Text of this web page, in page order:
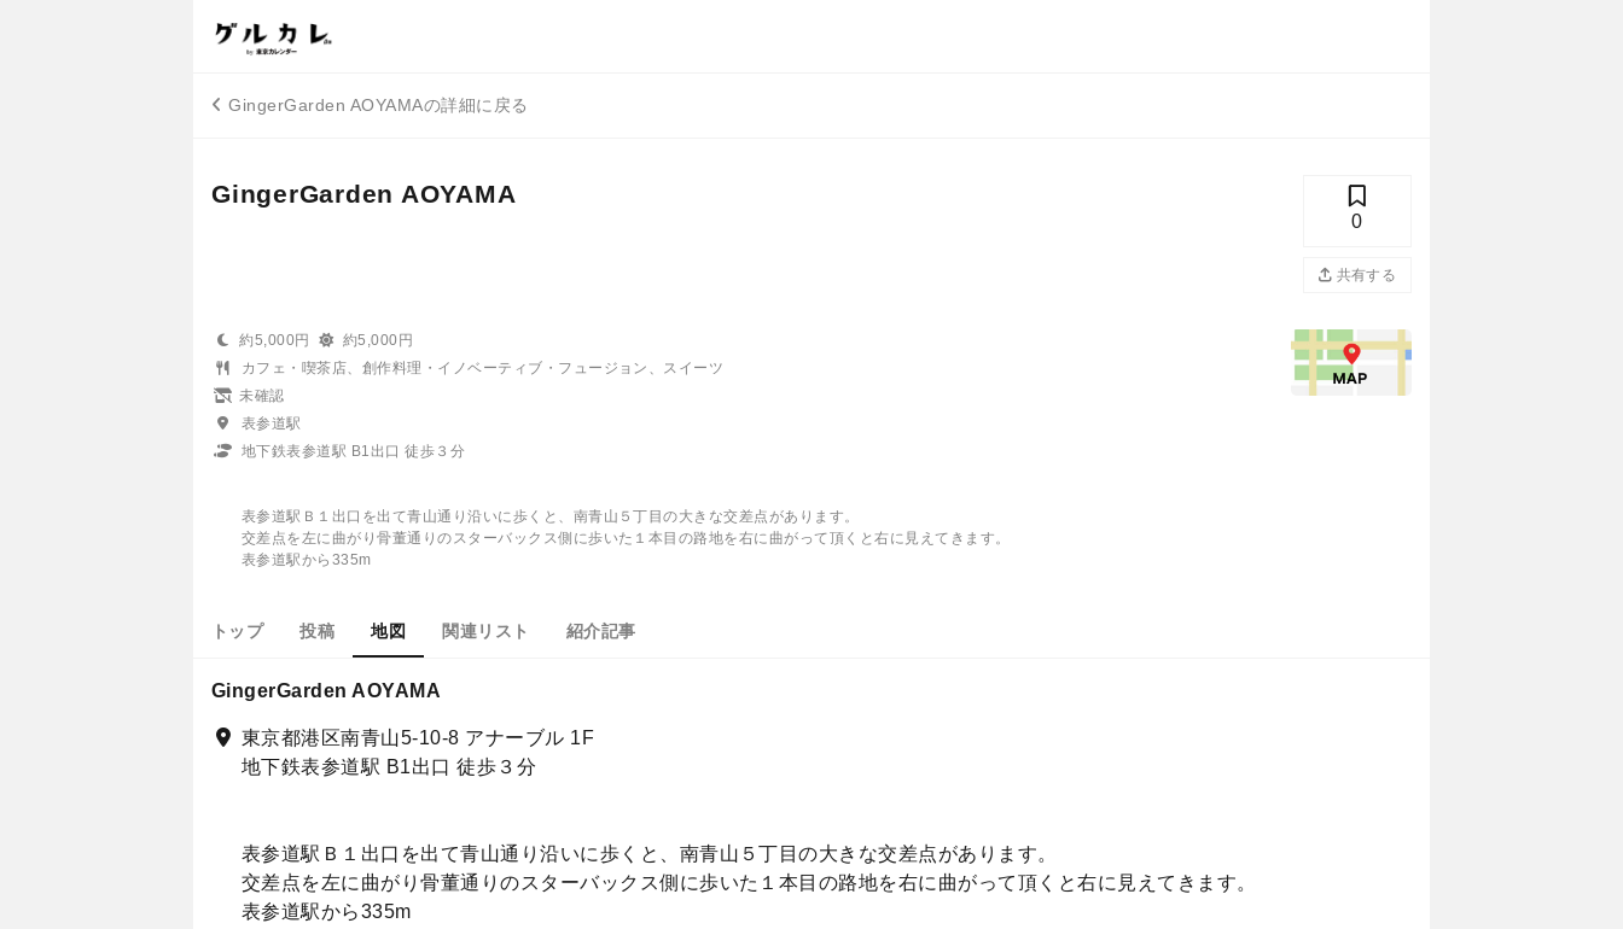
GingerGarden AOYAMAの詳細に戻る
GingerGarden AOYAMA
0
共有する
約5,000円
約5,000円
カフェ・喫茶店、創作料理・イノベーティブ・フュージョン、スイーツ
未確認
表参道駅
地下鉄表参道駅 B1出口 徒歩３分
表参道駅Ｂ１出口を出て青山通り沿いに歩くと、南青山５丁目の大きな交差点があります。
交差点を左に曲がり骨董通りのスターバックス側に歩いた１本目の路地を右に曲がって頂くと右に見えてきます。
表参道駅から335m
トップ 投稿 地図 関連リスト 紹介記事
GingerGarden AOYAMA
東京都港区南青山5-10-8 アナーブル 1F
地下鉄表参道駅 B1出口 徒歩３分
表参道駅Ｂ１出口を出て青山通り沿いに歩くと、南青山５丁目の大きな交差点があります。
交差点を左に曲がり骨董通りのスターバックス側に歩いた１本目の路地を右に曲がって頂くと右に見えてきます。
表参道駅から335m